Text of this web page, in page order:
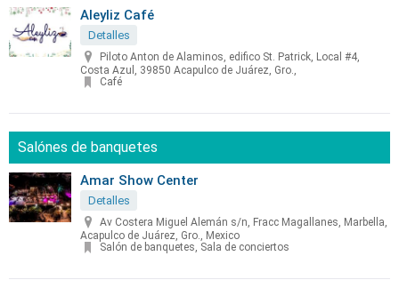
Aleyliz Café
Detalles
Piloto Anton de Alaminos, edifico St. Patrick, Local #4,
Costa Azul, 39850 Acapulco de Juárez, Gro.,
Café
Salónes de banquetes
Amar Show Center
Detalles
Av Costera Miguel Alemán s/n, Fracc Magallanes, Marbella,
Acapulco de Juárez, Gro., Mexico
Salón de banquetes, Sala de conciertos